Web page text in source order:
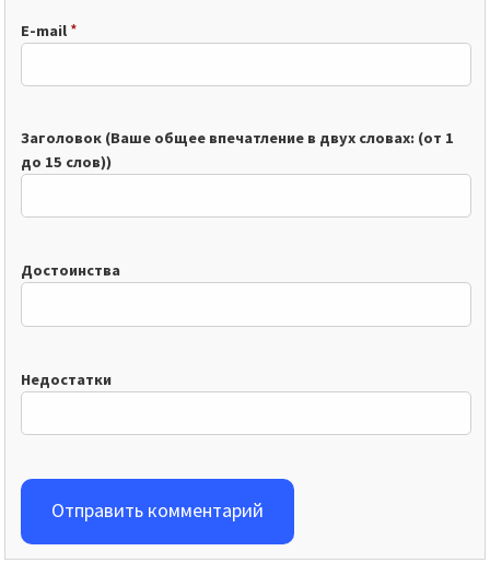
E-mail *
Заголовок (Ваше общее впечатление в двух словах: (от 1
до 15 слов))
Достоинства
Недостатки
Отправить комментарий